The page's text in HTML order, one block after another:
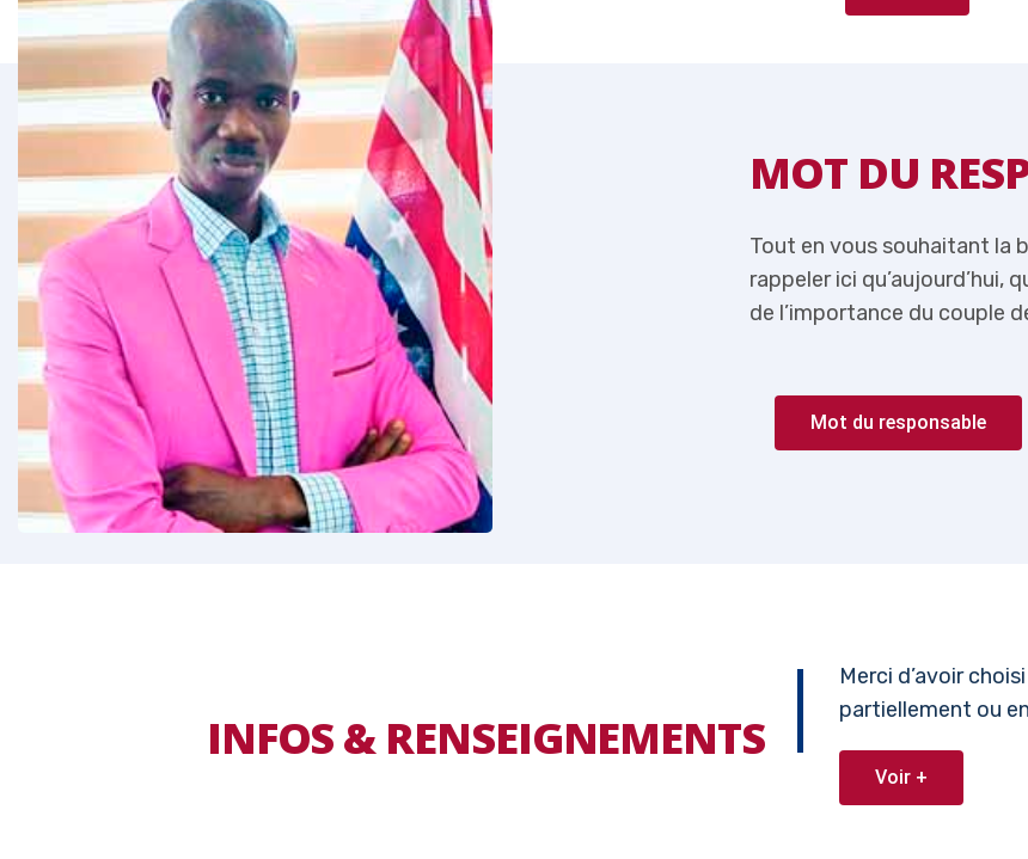
de
de parler
Anglais.
MOT DU RESPONSABLE
Tout en vous souhaitant la bienvenue, je me permets de
rappeler ici qu’aujourd’hui, qu’il n’est plus question de parler
de l’importance du couple de langues Français-Anglais.
MOT DU
Tout en vous souhaitant la
rappeler ici qu’aujourd’hui,
de l’importance du couple
Mot du responsable
INFOS & RENSEIGNEMENTS
Merci d’avoir
partiellement ou
Voir +